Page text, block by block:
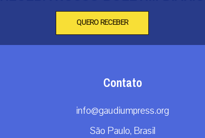
QUERO RECEBER
Contato
info@gaudiumpress.org
São Paulo, Brasil